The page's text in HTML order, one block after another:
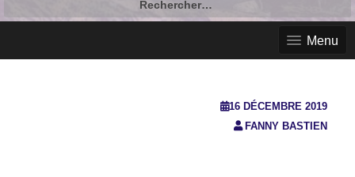
Menu
16 DÉCEMBRE 2019
FANNY BASTIEN